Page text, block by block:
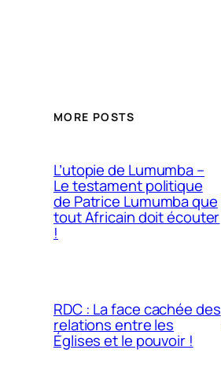
MORE POSTS
L’utopie de Lumumba –
Le testament politique
de Patrice Lumumba que
tout Africain doit écouter
!
RDC : La face cachée des
relations entre les
Églises et le pouvoir !